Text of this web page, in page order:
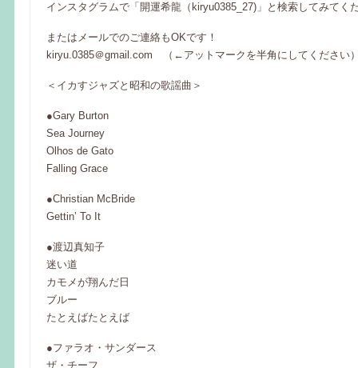
インスタグラムで「開運希龍（kiryu0385_27)」と検索してみてく
またはメールでのご連絡もOKです！
kiryu.0385＠gmail.com （←アットマークを半角にしてください
＜イカすジャズと昭和の歌謡曲＞
●Gary Burton
Sea Journey
Olhos de Gato
Falling Grace
●Christian McBride
Gettin’ To It
●渡辺真知子
迷い道
カモメが翔んだ日
ブルー
たとえばたとえば
●ファラオ・サンダース
ザ・チーフ